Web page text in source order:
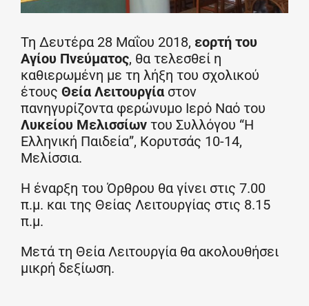
Τη Δευτέρα 28 Μαΐου 2018, εορτή του
Αγίου Πνεύματος, θα τελεσθεί η
καθιερωμένη με τη λήξη του σχολικού
έτους Θεία Λειτουργίαστον
πανηγυρίζοντα φερώνυμο Ιερό Ναό του
Λυκείου Μελισσίων του Συλλόγου “Η
Ελληνική Παιδεία”, Κορυτσάς 10-14,
Μελίσσια.
Η έναρξη του Όρθρου θα γίνει στις 7.00
π.μ. και της Θείας Λειτουργίας στις 8.15
π.μ.
Μετά τη Θεία Λειτουργία θα ακολουθήσει
μικρή δεξίωση.